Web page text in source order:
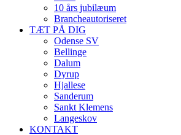
10 års jubilæum
Brancheautoriseret
TÆT PÅ DIG
Odense SV
Bellinge
Dalum
Dyrup
Hjallese
Sanderum
Sankt Klemens
Langeskov
KONTAKT